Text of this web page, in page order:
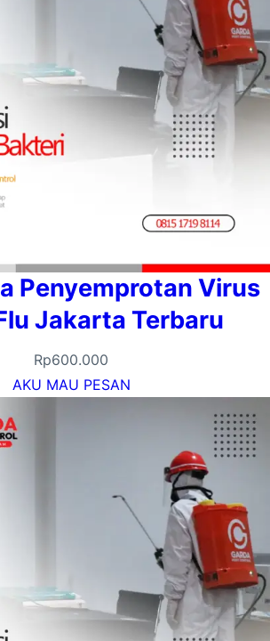
Penyemprotan Virus
Jakarta Terbaru
Rp600.000
AKU MAU PESAN